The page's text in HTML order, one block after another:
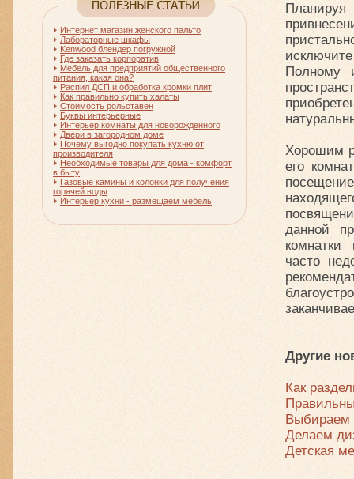
Полному
Хорошим
его
данной
комнатки
часто
Другие
Как
Выбираем
Делаем
Детская
Интернет магазин женского пальто
Лабораторные шкафы
Kenwood блендер погружной
Где заказать корпоратив
Мебель для предприятий общественного
питания, какая она?
Распил ДСП и обработка кромки плит
Как правильно купить халаты
Стоимость рольставен
Буквы интерьерные
Интерьер комнаты для новорожденного
Двери в загородном доме
Почему выгодно покупать кухню от
производителя
Необходимые товары для дома - комфорт
в быту
Газовые камины и колонки для получения
горячей воды
Интерьер кухни - размещаем мебель